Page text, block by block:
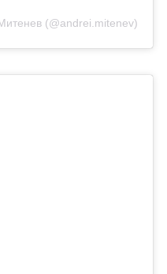
(@andrei.mitenev)